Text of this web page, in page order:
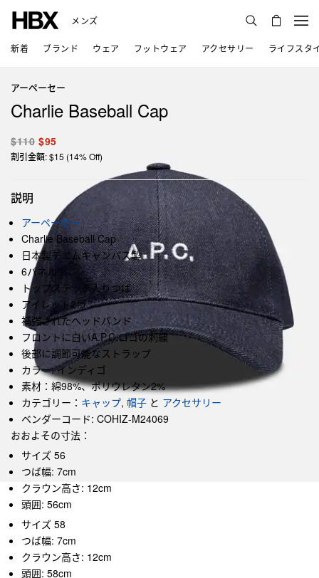
メンズ
新着 ブランド ウェア フットウェア アクセサリー ライフスタ
アーペーセー
Charlie Baseball Cap
$110 $95
割引金額: $15 (14% Off)
説明
アーペーセー
Charlie Baseball Cap
日本製デニムキャンバス製
6パネル
トップステッチ入りつば
アイレット2つ
補強されたヘッドバンド
フロントに白いA.P.C.ロゴの刺繍
後部に調節可能なストラップ
カラー: インディゴ
素材：綿98%、ポリウレタン2%
カテゴリー： キャップ, 帽子 と アクセサリー
ベンダーコード: COHIZ-M24069
おおよその寸法：
サイズ 56
つば幅: 7cm
クラウン高さ: 12cm
頭囲: 56cm
サイズ 58
つば幅: 7cm
クラウン高さ: 12cm
頭囲: 58cm